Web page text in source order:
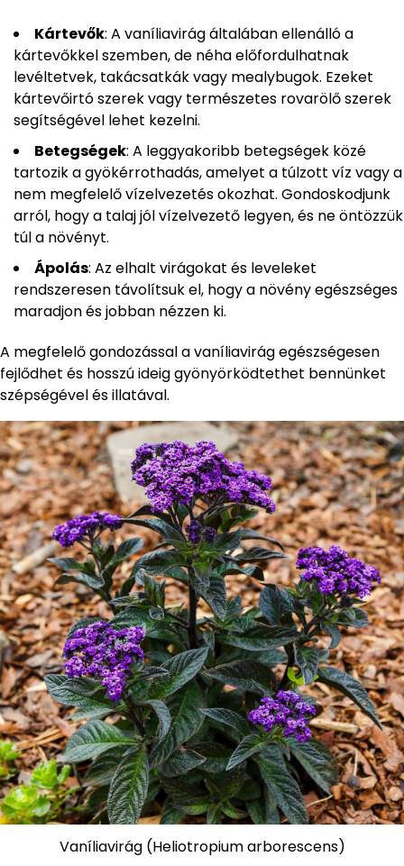
Kártevők: A vaníliavirág általában ellenálló a
kártevőkkel szemben, de néha előfordulhatnak
levéltetvek, takácsatkák vagy mealybugok. Ezeket
kártevőirtó szerek vagy természetes rovarölő szerek
segítségével lehet kezelni.
Betegségek: A leggyakoribb betegségek közé
tartozik a gyökérrothadás, amelyet a túlzott víz vagy a
nem megfelelő vízelvezetés okozhat. Gondoskodjunk
arról, hogy a talaj jól vízelvezető legyen, és ne öntözzük
túl a növényt.
Ápolás: Az elhalt virágokat és leveleket
rendszeresen távolítsuk el, hogy a növény egészséges
maradjon és jobban nézzen ki.
A megfelelő gondozással a vaníliavirág egészségesen
fejlődhet és hosszú ideig gyönyörködtethet bennünket
szépségével és illatával.
Vaníliavirág (Heliotropium arborescens)